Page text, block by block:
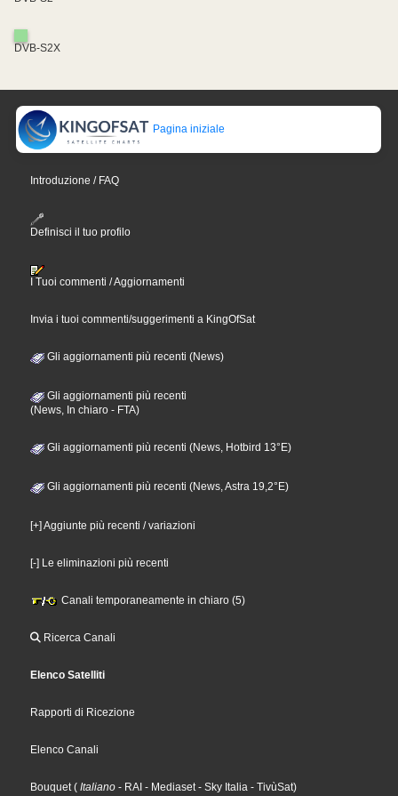
DVB-S2X
Pagina iniziale
Introduzione / FAQ
Definisci il tuo profilo
I Tuoi commenti / Aggiornamenti
Invia i tuoi commenti/suggerimenti a KingOfSat
Gli aggiornamenti più recenti (News)
Gli aggiornamenti più recenti
(News, In chiaro - FTA)
Gli aggiornamenti più recenti (News, Hotbird 13°E)
Gli aggiornamenti più recenti (News, Astra 19,2°E)
[+] Aggiunte più recenti / variazioni
[-] Le eliminazioni più recenti
Canali temporaneamente in chiaro (5)
Ricerca Canali
Elenco Satelliti
Rapporti di Ricezione
Elenco Canali
Bouquet ( Italiano - RAI - Mediaset - Sky Italia - TivùSat)